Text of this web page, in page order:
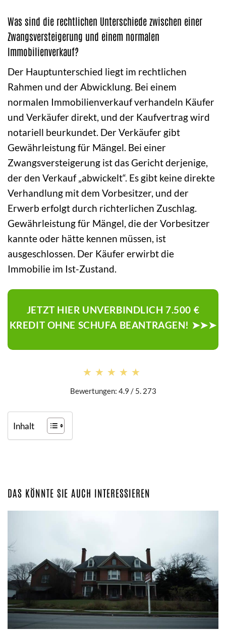
Was sind die rechtlichen Unterschiede zwischen einer
Zwangsversteigerung und einem normalen
Immobilienverkauf?
Der Hauptunterschied liegt im rechtlichen
Rahmen und der Abwicklung. Bei einem
normalen Immobilienverkauf verhandeln Käufer
und Verkäufer direkt, und der Kaufvertrag wird
notariell beurkundet. Der Verkäufer gibt
Gewährleistung für Mängel. Bei einer
Zwangsversteigerung ist das Gericht derjenige,
der den Verkauf „abwickelt“. Es gibt keine direkte
Verhandlung mit dem Vorbesitzer, und der
Erwerb erfolgt durch richterlichen Zuschlag.
Gewährleistung für Mängel, die der Vorbesitzer
kannte oder hätte kennen müssen, ist
ausgeschlossen. Der Käufer erwirbt die
Immobilie im Ist-Zustand.
JETZT HIER UNVERBINDLICH 7.500 €
KREDIT OHNE SCHUFA BEANTRAGEN! ➤➤➤
★★★★★
★★★★★
Bewertungen: 4.9 / 5. 273
Inhalt
DAS KÖNNTE SIE AUCH INTERESSIEREN